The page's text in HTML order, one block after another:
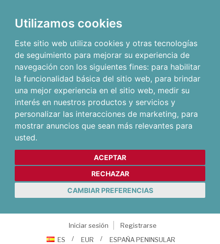
Utilizamos cookies
Este sitio web utiliza cookies y otras tecnologías
de seguimiento para mejorar su experiencia de
navegación con los siguientes fines: para habilitar
la funcionalidad básica del sitio web, para brindar
una mejor experiencia en el sitio web, medir su
interés en nuestros productos y servicios y
personalizar las interacciones de marketing, para
mostrar anuncios que sean más relevantes para
usted.
ACEPTAR
RECHAZAR
CAMBIAR PREFERENCIAS
Iniciar sesión
Registrarse
ES
EUR ESPAÑA PENINSULAR